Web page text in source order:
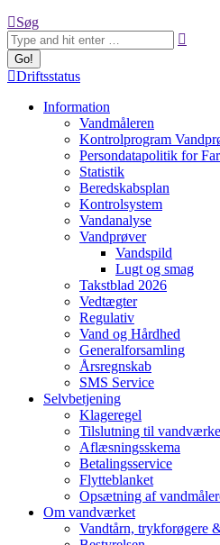
Search:
Søg
Driftsstatus
Information
Vandmåleren
Kontrolprogram
Persondatapolitik for
Statistik
Beredskabsplan
Kontrolsystem
Vandanalyse
Vandprøver
Vandspild
Lugt og smag
Takstblad 2026
Vedtægter
Regulativ
Vand og Hårdhed
Generalforsamling
Årsregnskab
SMS Service
Selvbetjening
Klageregel
Tilslutning til
Aflæsningsskema
Betalingsservice
Flytteblanket
Opsætning af
Om vandværket
Vandtårn, trykforøgere